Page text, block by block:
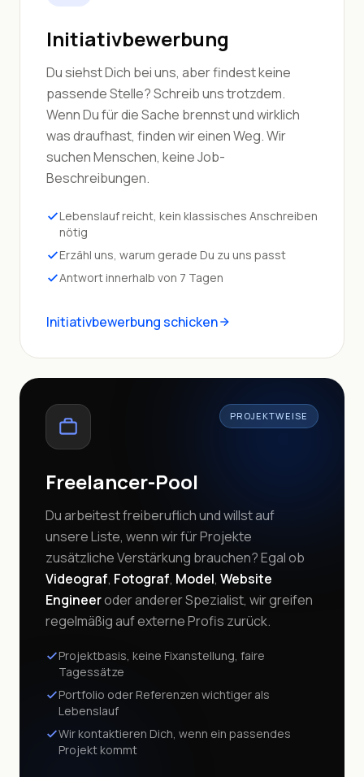
Initiativbewerbung
Du siehst Dich bei uns, aber findest keine
passende Stelle? Schreib uns trotzdem.
Wenn Du für die Sache brennst und wirklich
was draufhast, finden wir einen Weg. Wir
suchen Menschen, keine Job-
Beschreibungen.
Lebenslauf reicht, kein klassisches Anschreiben
nötig
Erzähl uns, warum gerade Du zu uns passt
Antwort innerhalb von 7 Tagen
Initiativbewerbung schicken
PROJEKTWEISE
Freelancer-Pool
Du arbeitest freiberuflich und willst auf
unsere Liste, wenn wir für Projekte
zusätzliche Verstärkung brauchen? Egal ob
Videograf, Fotograf, Model, Website
Engineeroder anderer Spezialist, wir greifen
regelmäßig auf externe Profis zurück.
Projektbasis, keine Fixanstellung, faire
Tagessätze
Portfolio oder Referenzen wichtiger als
Lebenslauf
Wir kontaktieren Dich, wenn ein passendes
Projekt kommt